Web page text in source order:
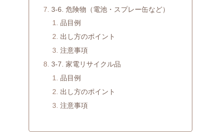
3-6. 危険物（電池・スプレー缶など）
品目例
出し方のポイント
注意事項
3-7. 家電リサイクル品
品目例
出し方のポイント
注意事項